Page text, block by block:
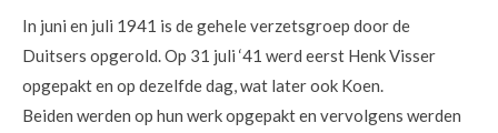
In juni en juli 1941 is de gehele verzetsgroep door de
Duitsers opgerold. Op 31 juli ‘41 werd eerst Henk Visser
opgepakt en op dezelfde dag, wat later ook Koen.
Beiden werden op hun werk opgepakt en vervolgens werden